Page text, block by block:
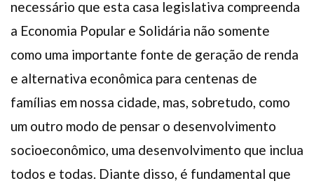
necessário que esta casa legislativa compreenda
a Economia Popular e Solidária não somente
como uma importante fonte de geração de renda
e alternativa econômica para centenas de
famílias em nossa cidade, mas, sobretudo, como
um outro modo de pensar o desenvolvimento
socioeconômico, uma desenvolvimento que inclua
todos e todas. Diante disso, é fundamental que